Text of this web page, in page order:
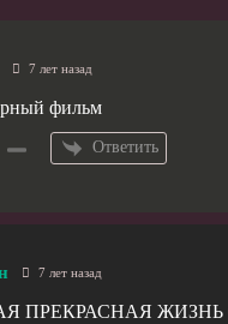
7 лет назад
фильм
Ответить
7 лет назад
ПРЕКРАСНАЯ